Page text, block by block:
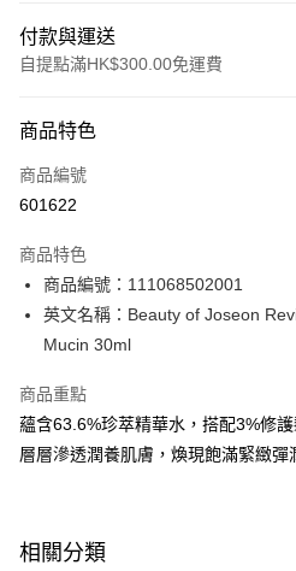
付款與運送
自提點滿HK$300.00免運費
信用卡
Apple Pay
PayMe
WeChat Pay
送貨方式
順豐自助櫃 - 確認發貨後1-3個工作天
順豐站及營業點 - 確認發貨後1-3個工
商品特色
商品編號
601622
商品特色
商品編號：111068502001
英文名稱：Beauty of Joseon
Mucin 30ml
商品重點
蘊含63.6%珍萃精華水，搭配3%修
層層滲透潤養肌膚，煥現飽滿緊緻彈
相關分類